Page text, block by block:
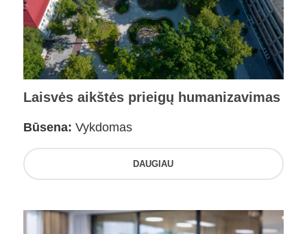
Laisvės aikštės prieigų humanizavimas
Būsena: Vykdomas
DAUGIAU